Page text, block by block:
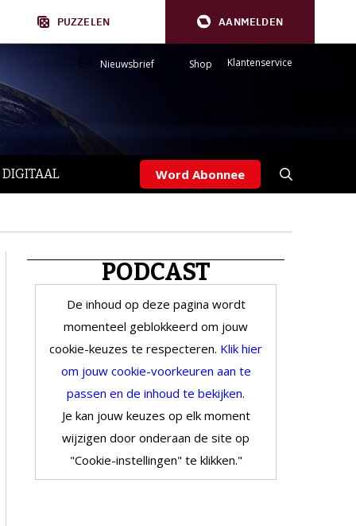
PUZZELEN AANMELDEN
Nieuwsbrief Shop Klantenservice
DIGITAAL Word Abonnee
PODCAST
De inhoud op deze pagina wordt
momenteel geblokkeerd om jouw
cookie-keuzes te respecteren. Klik hier
om jouw cookie-voorkeuren aan te
passen en de inhoud te bekijken.
Je kan jouw keuzes op elk moment
wijzigen door onderaan de site op
"Cookie-instellingen" te klikken."